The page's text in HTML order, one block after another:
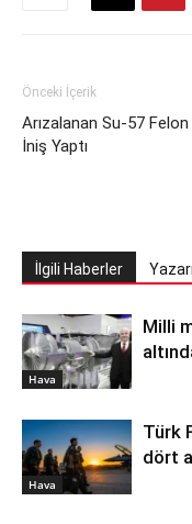
Önceki İçerik
Arızalanan Su-57 Felon
İniş Yaptı
İlgili Haberler
Hava
Milli
Hava
Türk
dört